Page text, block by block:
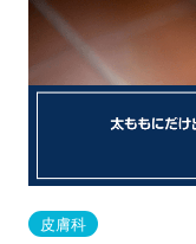
皮膚科